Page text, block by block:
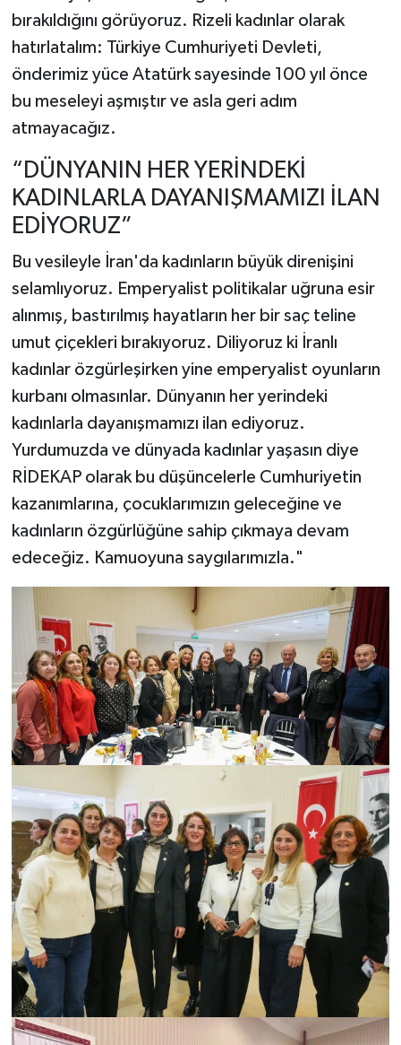
bırakıldığını görüyoruz. Rizeli kadınlar olarak
hatırlatalım: Türkiye Cumhuriyeti Devleti,
önderimiz yüce Atatürk sayesinde 100 yıl önce
bu meseleyi aşmıştır ve asla geri adım
atmayacağız.
“DÜNYANIN HER YERİNDEKİ
KADINLARLA DAYANIŞMAMIZI İLAN
EDİYORUZ”
Bu vesileyle İran'da kadınların büyük direnişini
selamlıyoruz. Emperyalist politikalar uğruna esir
alınmış, bastırılmış hayatların her bir saç teline
umut çiçekleri bırakıyoruz. Diliyoruz ki İranlı
kadınlar özgürleşirken yine emperyalist oyunların
kurbanı olmasınlar. Dünyanın her yerindeki
kadınlarla dayanışmamızı ilan ediyoruz.
Yurdumuzda ve dünyada kadınlar yaşasın diye
RİDEKAP olarak bu düşüncelerle Cumhuriyetin
kazanımlarına, çocuklarımızın geleceğine ve
kadınların özgürlüğüne sahip çıkmaya devam
edeceğiz. Kamuoyuna saygılarımızla."